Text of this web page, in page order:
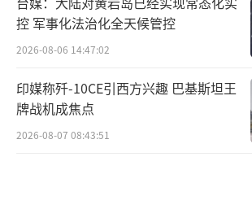
控 军事化法治化全天候管控
2026-08-06 14:47:02
印媒称歼-10CE引西方兴趣 巴基斯坦王
牌战机成焦点
2026-08-07 08:43:51